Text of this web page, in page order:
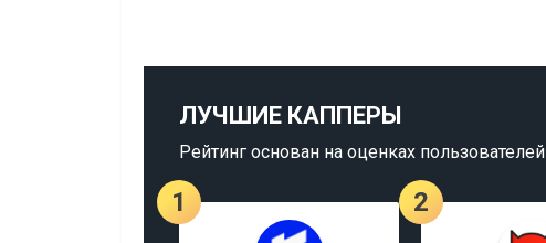
ЛУЧШИЕ КАППЕРЫ
Рейтинг основан на оценках пользователей
1 2